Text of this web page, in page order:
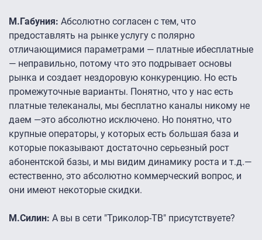
М.Габуния: Абсолютно согласен с тем, что
предоставлять на рынке услугу с полярно
отличающимися параметрами — платные ибесплатные
— неправильно, потому что это подрывает основы
рынка и создает нездоровую конкуренцию. Но есть
промежуточные варианты. Понятно, что у нас есть
платные телеканалы, мы бесплатно каналы никому не
даем —это абсолютно исключено. Но понятно, что
крупные операторы, у которых есть большая база и
которые показывают достаточно серьезный рост
абонентской базы, и мы видим динамику роста и т.д.—
естественно, это абсолютно коммерческий вопрос, и
они имеют некоторые скидки.
М.Силин: А вы в сети "Триколор-ТВ" присутствуете?